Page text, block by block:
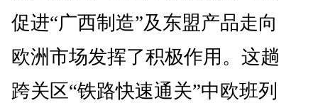
促进“广西制造”及东盟产品走向
欧洲市场发挥了积极作用。这趟
跨关区“铁路快速通关”中欧班列